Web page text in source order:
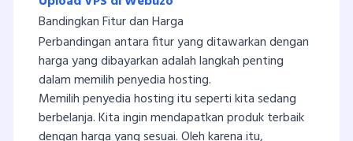
Bandingkan Fitur dan Harga
Perbandingan antara fitur yang ditawarkan dengan
harga yang dibayarkan adalah langkah penting
dalam memilih penyedia hosting.
Memilih penyedia hosting itu seperti kita sedang
berbelanja. Kita ingin mendapatkan produk terbaik
dengan harga yang sesuai. Oleh karena itu,